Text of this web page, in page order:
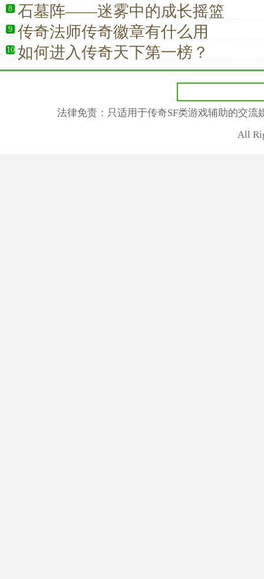
8 石墓阵——迷雾中的成长摇篮
9 传奇法师传奇徽章有什么用
10 如何进入传奇天下第一榜？
法律免责：只适用于传奇SF类游戏辅助的交
All